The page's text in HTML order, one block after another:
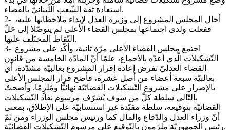
استعادة ثقة الشّعب اللّبنانيّ بالقضاء.
2- أحال المجلس المشروع إلى وزيرة العدل لإبداء ملاحظاتها عليه،
ففعلت ولدى اجتماعها بمجلس القضاء الأعلى لم يتوصّلا إلى حَلّ
النّقاط المختَلَف عليها.
3- اجتمع مجلس القضاء الأعلى مرّة ثانية، وأكّد على مشروع
التّشكيلات الّذي أعدّه بالاجماع، علمًا أنّ المادّة الخامسة من قانون
القضاء العدليّ تفرض إعادة إقرار المشروع بغالبيّة مشدّدة، أي
بغالبيّة سبعة أعضاء من أصل عشرة، فأضح قرار المجلس الأعلى
بالإصرار على مشروع التّشكيلات القضائيّة نهائيًّا ومُلزِمًا. وأضحتْ
بالتّالي سلطة كلّ من سوف يُشرّف مرسوم نفاذ التّشكيلات
القضائيّة بتوقيعه، سلطة مقيّدة غير استنسابيّة على الإطلاق، بمعنى
أنّ وزراء العدل والدّفاع والمال كما ورئيس مجلس الوزراء ومن ثَمّ
رئيس الجمهوريّة ملزَمون بالتّوقيع على مرسوم التّشكيلات القضائيّة.